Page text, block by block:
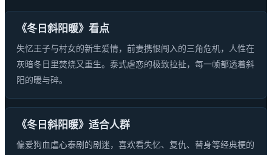
《冬日斜阳暖》看点
失忆王子与村女的新生爱情，前妻携恨闯入的三角危机，人性在
灰暗冬日里焚烧又重生。泰式虐恋的极致拉扯，每一帧都透着斜
阳的暖与碎。
《冬日斜阳暖》适合人群
偏爱狗血虐心泰剧的剧迷，喜欢看失忆、复仇、替身等经典梗的